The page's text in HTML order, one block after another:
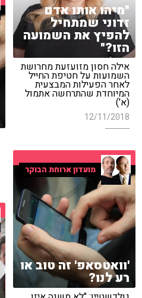
"מיהו אותו אדם
זדוני שמתחיל
להפיץ את השמועה
הזו?"
אילה חסון מזועזעת מחרושת
השמועות על חטיפת החייל
לאחר הפעילות המבצעית
המיוחדת שהתרחשה אתמול
(א')
12/11/2018
מועדון ארוחת הבוקר
'וואטסאפ' זה טוב או
רע לנו?